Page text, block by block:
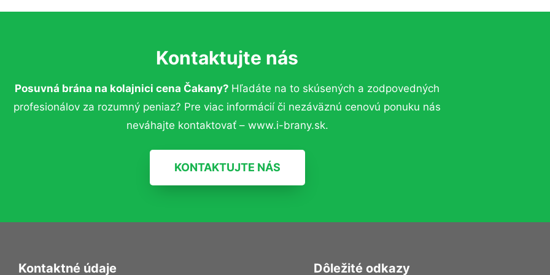
Kontaktujte nás
Posuvná brána na kolajnici cena Čakany? Hľadáte na to skúsených a zodpovedných
profesionálov za rozumný peniaz? Pre viac informácií či nezáväznú cenovú ponuku nás
neváhajte kontaktovať – www.i-brany.sk.
KONTAKTUJTE NÁS
Kontaktné údaje Dôležité odkazy